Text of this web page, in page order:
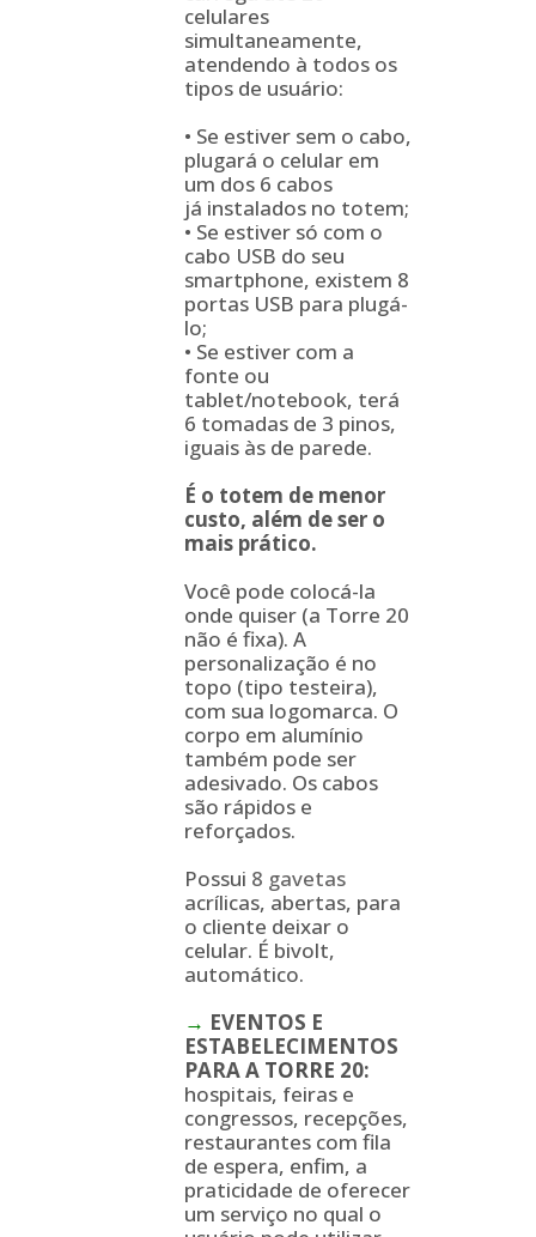
celulares
simultaneamente,
atendendo à todos os
tipos de usuário:
• Se estiver sem o cabo,
plugará o celular em
um dos 6 cabos
já instalados no totem;
• Se estiver só com o
cabo USB do seu
smartphone, existem 8
portas USB para plugá-
lo;
• Se estiver com a
fonte ou
tablet/notebook, terá
6 tomadas de 3 pinos,
iguais às de parede.
É o totem de menor
custo, além de ser o
mais prático.
Você pode colocá-la
onde quiser (a Torre 20
não é fixa). A
personalização é no
topo (tipo testeira),
com sua logomarca. O
corpo em alumínio
também pode ser
adesivado. Os cabos
são rápidos e
reforçados.
Possui 8 gavetas
acrílicas, abertas, para
o cliente deixar o
celular. É bivolt,
automático.
→ EVENTOS E
ESTABELECIMENTOS
PARA A TORRE 20:
hospitais, feiras e
congressos, recepções,
restaurantes com fila
de espera, enfim, a
praticidade de oferecer
um serviço no qual o